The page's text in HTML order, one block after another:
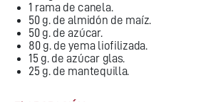
1 rama de canela.
50 g. de almidón de maíz.
50 g. de azúcar.
80 g. de yema liofilizada.
15 g. de azúcar glas.
25 g. de mantequilla.